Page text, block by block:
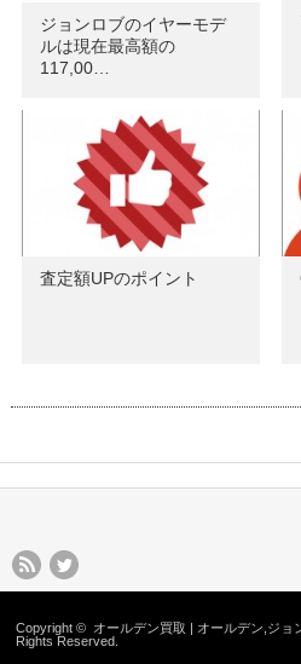
ジョンロブのイヤーモデ
ルは現在最高額の
117,00…
査定額UPのポイント
Copyright © オールデン買取 | オールデン,ジョ
Rights Reserved.